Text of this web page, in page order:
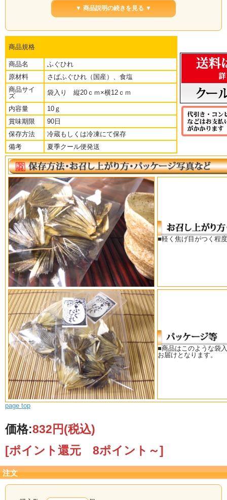
熱燗に浮かべて贅沢な大人の時間
■さばふぐのヒレを乾したものです。
■少し炙って、燗したお酒に浮かべると、
香ばしいふぐの香りを楽しみながら少し贅沢なお酒に仕上がります。
■１０ｇ入りで10～12枚入りです
■賞味期限：90日
■保存方法：冷蔵もしくは冷凍にて保存
▼ 商品説明の続きを見る ▼
商品規格
商品名
ふぐひれ
原材料
さばふぐひれ（国産）、食塩
商品サイ
ズ
袋入り 縦20ｃｍ×横12ｃｍ
内容量
10ｇ
賞味期限
90日
保存方法
冷蔵もしくは冷凍にて保存
備考
夏季クール便発送
■軽く焦げ目がつく程
■商品はこのような袋
お届けとなります。
page top
価格:832円(税込)
[ポイント還元 8ポイント～]
注文